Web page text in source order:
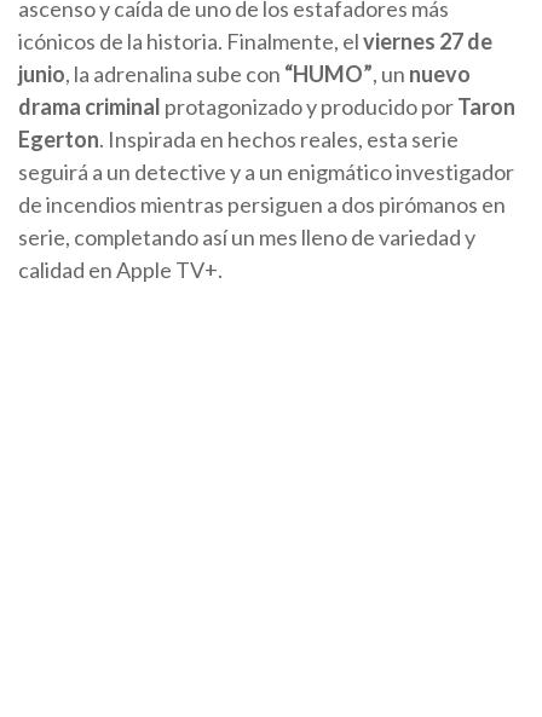
ascenso y caída de uno de los estafadores más
icónicos de la historia. Finalmente, elviernes 27 de
junio, la adrenalina sube con “HUMO”, un nuevo
drama criminal protagonizado y producido porTaron
Egerton. Inspirada en hechos reales, esta serie
seguirá a un detective y a un enigmático investigador
de incendios mientras persiguen a dos pirómanos en
serie, completando así un mes lleno de variedad y
calidad en Apple TV+.